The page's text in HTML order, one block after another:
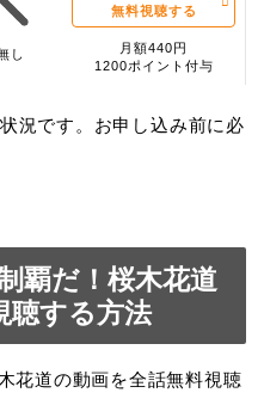
し
無料視聴する
月額440円
1200ポイント付与
況です。お申し込み前に必
覇だ！桜木花道
聴する方法
花道の動画を全話無料視聴